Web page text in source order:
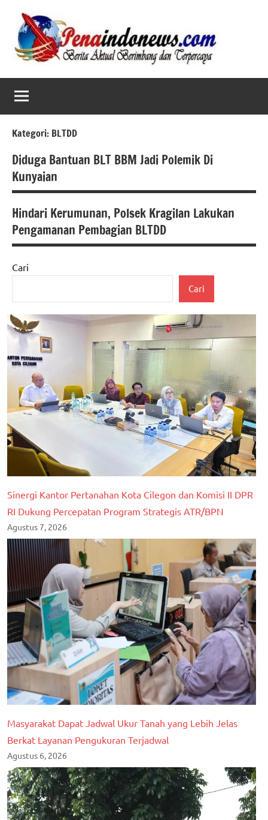
content
Kategori: BLTDD
Diduga Bantuan BLT BBM Jadi Polemik Di
Kunyaian
BLTDD
Hindari Kerumunan, Polsek Kragilan Lakukan
Pengamanan Pembagian BLTDD
berita
kita
serang
berita
nasional
BLTDD
dan
Kriminal
kabupaten
polri
Cari
Cari
Sinergi Kantor Pertanahan Kota Cilegon dan Komisi II DPR
RI Dukung Percepatan Program Strategis ATR/BPN
Agustus 7, 2026
Masyarakat Dapat Jadwal Ukur Tanah yang Lebih Jelas
Berkat Layanan Pengukuran Terjadwal
Agustus 6, 2026